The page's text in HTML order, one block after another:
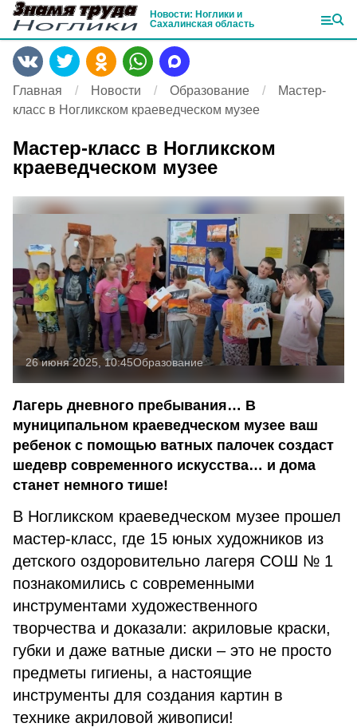
Новости: Ноглики и
Сахалинская область
Главная Новости Образование
Мастер-
класс в Ногликском краеведческом музее
Мастер-класс в Ногликском
краеведческом музее
26 июня 2025, 10:45Образование
Лагерь дневного пребывания… В
муниципальном краеведческом музее ваш
ребенок с помощью ватных палочек создаст
шедевр современного искусства… и дома
станет немного тише!
В Ногликском краеведческом музее прошел
мастер-класс, где 15 юных художников из
детского оздоровительно лагеря СОШ № 1
познакомились с современными
инструментами художественного
творчества и доказали: акриловые краски,
губки и даже ватные диски – это не просто
предметы гигиены, а настоящие
инструменты для создания картин в
технике акриловой живописи!